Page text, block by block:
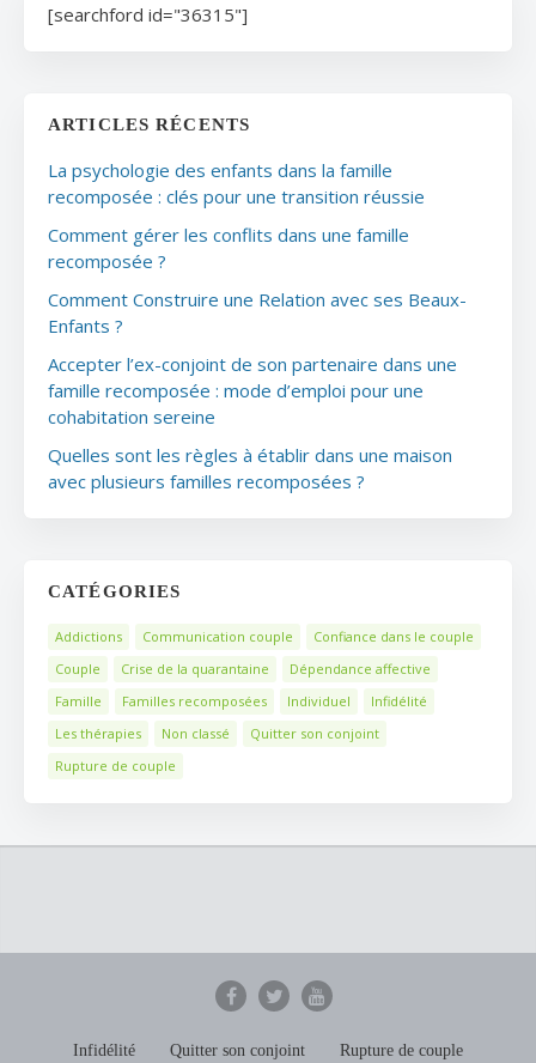
[searchford id="36315"]
ARTICLES RÉCENTS
La psychologie des enfants dans la famille
recomposée : clés pour une transition réussie
Comment gérer les conflits dans une famille
recomposée ?
Comment Construire une Relation avec ses Beaux-
Enfants ?
Accepter l’ex-conjoint de son partenaire dans une
famille recomposée : mode d’emploi pour une
cohabitation sereine
Quelles sont les règles à établir dans une maison
avec plusieurs familles recomposées ?
CATÉGORIES
Addictions Communication couple
Confiance dans le couple
Couple
Crise de la quarantaine
Dépendance affective
Famille
Familles recomposées Individuel
Infidélité
Les thérapies
Non classé
Quitter son conjoint
Rupture de couple
Infidélité Quitter son conjoint Rupture de couple